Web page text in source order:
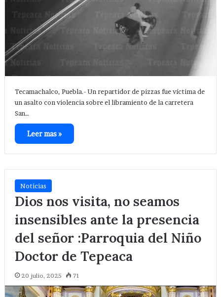
Tecamachalco, Puebla.- Un repartidor de pizzas fue víctima de
un asalto con violencia sobre el libramiento de la carretera
San…
Leer mas »
Noticias
Dios nos visita, no seamos
insensibles ante la presencia
del señor :Parroquia del Niño
Doctor de Tepeaca
20 julio, 2025 71